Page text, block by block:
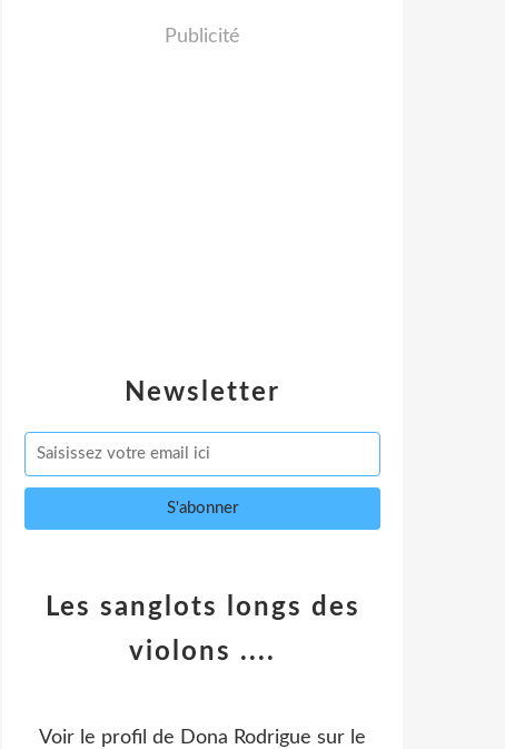
Newsletter
Publicité
Les sanglots longs des
violons ....
Voir le profil de Dona Rodrigue sur le